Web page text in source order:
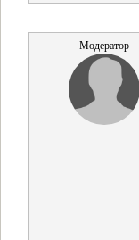
Модератор